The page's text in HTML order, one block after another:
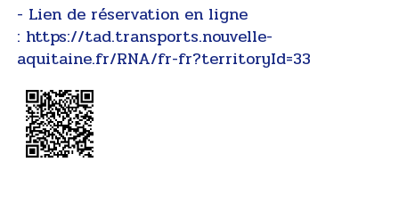
- Lien de réservation en ligne
: https://tad.transports.nouvelle-
aquitaine.fr/RNA/fr-fr?territoryId=33